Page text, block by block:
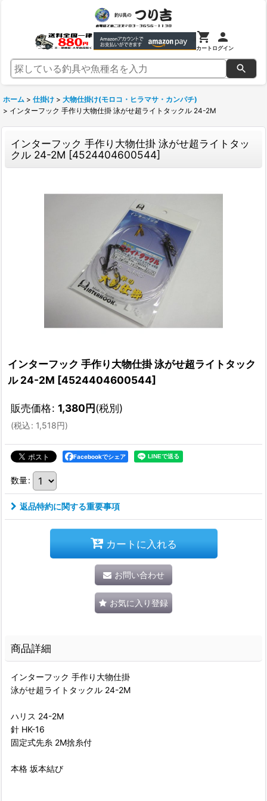
カートログイン
ホーム > 仕掛け > 大物仕掛け(モロコ・ヒラマサ・カンパチ)
> インターフック 手作り大物仕掛 泳がせ超ライトタックル 24-2M
インターフック 手作り大物仕掛 泳がせ超ライトタッ
クル 24-2M [4524404600544]
インターフック 手作り大物仕掛 泳がせ超ライトタック
ル 24-2M [4524404600544]
販売価格: 1,380円(税別)
(税込: 1,518円)
Facebookでシェア
数量:
返品特約に関する重要事項
カートに入れる
お問い合わせ
お気に入り登録
商品詳細
インターフック 手作り大物仕掛
泳がせ超ライトタックル 24-2M
ハリス 24-2M
針 HK-16
固定式先糸 2M捨糸付
本格 坂本結び